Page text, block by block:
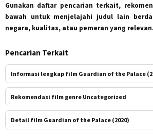
Gunakan daftar pencarian terkait,
bawah untuk menjelajahi judul lain
negara, kualitas, atau pemeran yang relevan.
Pencarian Terkait
Informasi lengkap film Guardian of the Palace
Rekomendasi film genre Uncategorized
Detail film Guardian of the Palace (2020)